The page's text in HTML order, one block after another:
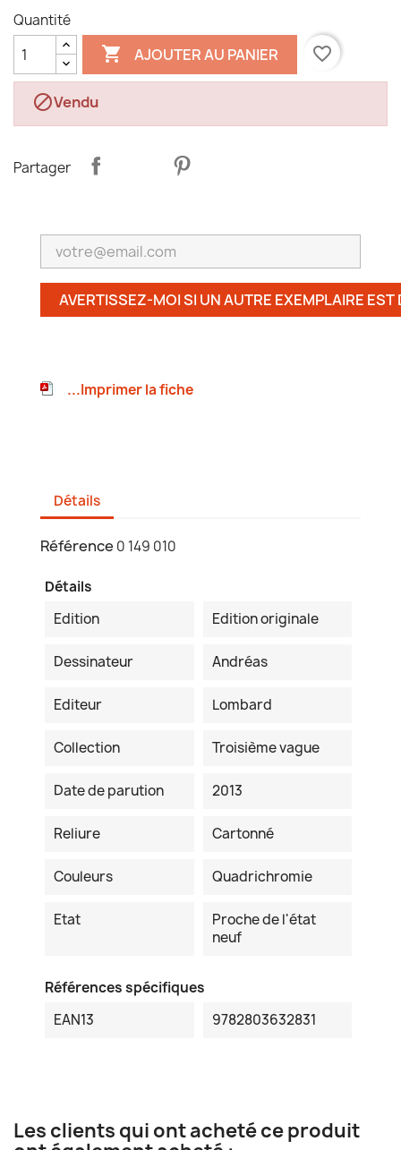
Quantité
 AJOUTER AU PANIER favorite_border
Vendu
Partager
AVERTISSEZ-MOI SI UN AUTRE EXEMPLAIRE EST
...Imprimer la fiche
Détails
Référence 0 149 010
Détails
Edition
Edition originale
Dessinateur Andréas
Editeur Lombard
Collection Troisième vague
Date de parution 2013
Reliure Cartonné
Couleurs Quadrichromie
Etat
Proche de l'état
neuf
Références spécifiques
EAN13
9782803632831
Les clients qui ont acheté ce produit